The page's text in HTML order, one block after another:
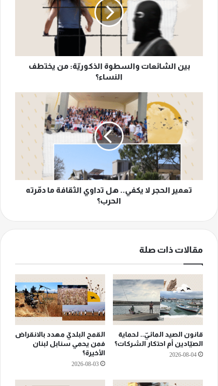
بين الشائعات والسطوة الذكوريّة: من يختطف
النساء؟
الحجر
يكفي..
تداوي
الثقافة
دمّرته
الحرب؟
تعمير الحجر لا يكفي.. هل تداوي الثقافة ما دمّرته
الحرب؟
مقالات ذات صلة
قانون الصيد المائيّ.. لحماية
الصيّادين أم احتكار الشركات؟
2026-08-04
القمح البلديّ مهدد بالانقراض
فمن يحمي سنابل لبنان
الأخيرة؟
2026-08-03